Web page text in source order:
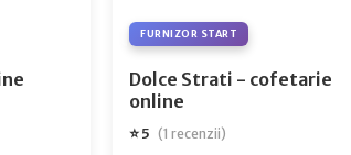
Online
FURNIZOR START
Dolce Strati - cofetarie
online
⭐ 5 (1 recenzii)